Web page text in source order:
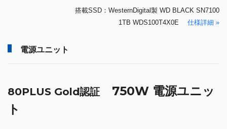
搭載SSD：WesternDigital製 WD BLACK SN7100
1TB WDS100T4X0E 仕様詳細 »
電源ユニット
80PLUS Gold認証 750W 電源ユニッ
ト